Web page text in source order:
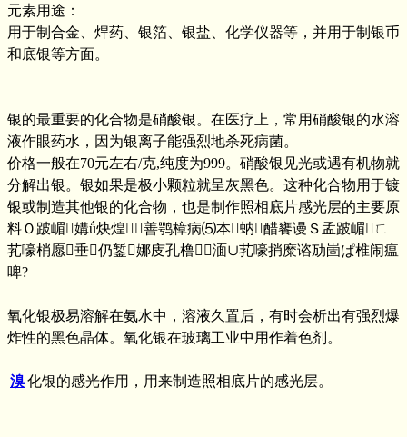
元素用途：
用于制合金、焊药、银箔、银盐、化学仪器等，并用于制银币
和底银等方面。
银的最重要的化合物是硝酸银。在医疗上，常用硝酸银的水溶
液作眼药水，因为银离子能强烈地杀死病菌。
价格一般在70元左右/克,纯度为999。硝酸银见光或遇有机物就
分解出银。银如果是极小颗粒就呈灰黑色。这种化合物用于镀
银或制造其他银的化合物，也是制作照相底片感光层的主要原
料Ｏ跛嵋媾ǘ炔煌善鹗樟病⑸本蚋醋饔谩Ｓ孟跛嵋ㄈ
芤嚎梢愿垂仍錾娜庋孔橹湎∪芤嚎捎糜谘劢崮ぱ椎闹瘟
啤?
氧化银极易溶解在氨水中，溶液久置后，有时会析出有强烈爆
炸性的黑色晶体。氧化银在玻璃工业中用作着色剂。
溴化银的感光作用，用来制造照相底片的感光层。